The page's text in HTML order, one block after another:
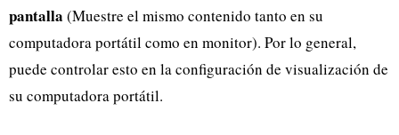
pantalla (Muestre el mismo contenido tanto en su
computadora portátil como en monitor). Por lo general,
puede controlar esto en la configuración de visualización de
su computadora portátil.